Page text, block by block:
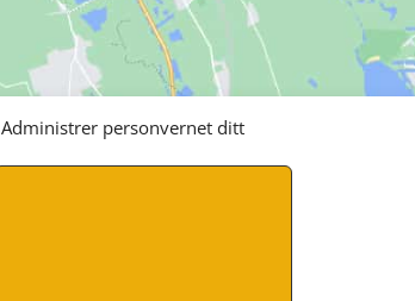
Administrer personvernet ditt